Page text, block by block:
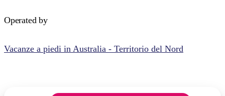
Operated by
Vacanze a piedi in Australia - Territorio del Nord